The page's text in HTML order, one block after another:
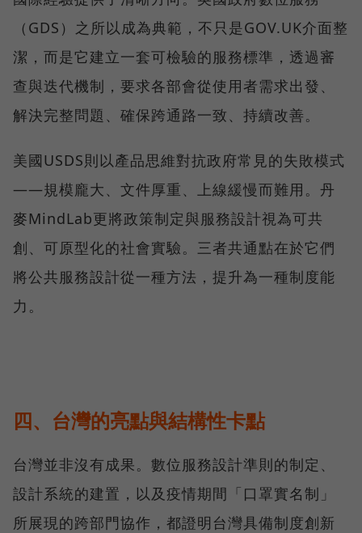
（GDS）之所以成為典範，不只是GOV.UK介面整
潔，而是它建立一套可檢驗的服務標準，透過審
查與迭代機制，要求各部會從使用者需求出發、
解決完整問題、確保跨通路一致、持續改善。
美國USDS則以產品思維對抗政府常見的失敗模式
——規模龐大、文件厚重、上線緩慢而難用。丹
麥MindLab更將政策制定與服務設計視為可共
創、可原型化的社會實驗。三者共通點在於它們
將公共服務設計從一種方法，提升為一種制度能
力。
四、台灣的亮點與結構性卡點
台灣並非沒有成果。數位服務設計準則的制定、
設計系統的建置，以及疫情期間「口罩實名制」
所展現的跨部門協作，都證明台灣具備制度創新